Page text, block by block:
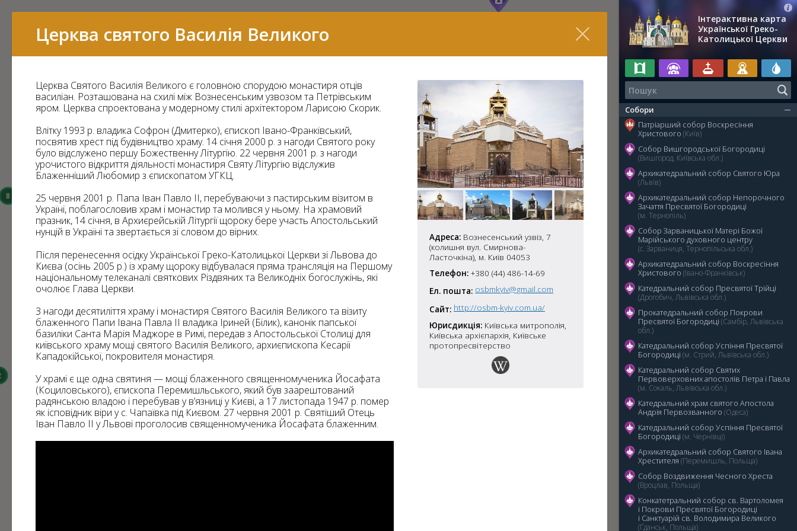
Інтерактивна карта
Української Греко-
Католицької Церкви
Собори
Патріарший собор Воскресіння
Христового (Київ)
Собор Вишгородської Богородиці
(Вишгород, Київська обл.)
Архикатедральний собор Святого Юра
(Львів)
Архикатедральний собор Непорочного
Зачаття Пресвятої Богородиці
(м. Тернопіль)
Собор Зарваницької Матері Божої
Марійського духовного центру
(с. Зарваниця, Тернопільська обл.)
Архикатедральний собор Воскресіння
Христового (Івано-Франківськ)
Катедральний собор Пресвятої Трійці
(Дрогобич, Львівська обл.)
Прокатедральний собор Покрови
Пресвятої Богородиці (Самбір, Львівська
обл.)
Катедральний cобор Успіння Пресвятої
Богородиці (м. Стрий, Львівська обл.)
Катедральний собор Святих
Первоверховних апостолів Петра і Павла
(м. Сокаль, Львівська обл.)
Катедральний храм святого Апостола
Андрія Первозванного (Одеса)
Катедральний собор Успіння Пресвятої
Богородиці (м. Чернівці)
Архикатедральний собор Святого Івана
Хрестителя (Перемишль, Польща)
Собор Воздвиження Чесного Хреста
(Вроцлав, Польща)
Конкатетральний собор св. Вартоломея
і Покрови Пресвятої Богородиці
i Санктуарій св. Володимира Великого
(Ґданськ, Польща)
Церква святого Василія Великого
Адреса: Вознесенський узвіз, 7
(колишня вул. Смирнова-
Ласточкіна), м. Київ 04053
Телефон: +380 (44) 486-14-69
Ел. пошта: osbmkyiv@gmail.com
Сайт: http://osbm-kyiv.com.ua/
Юрисдикція: Київська митрополія,
Київська архієпархія, Київське
протопресвітерство
Церква Святого Василія Великого є головною спорудою монастиря отців
василіан. Розташована на схилі між Вознесенським узвозом та Петрівським
яром. Церква спроектована у модерному стилі архітектором Ларисою Скорик.
Влітку 1993 р. владика Софрон (Дмитерко), єпископ Івано-Франківський,
посвятив хрест під будівництво храму. 14 січня 2000 р. з нагоди Святого року
було відслужено першу Божественну Літургію. 22 червня 2001 р. з нагоди
урочистого відкриття діяльності монастиря Святу Літургію відслужив
Блаженніший Любомир з єпископатом УГКЦ.
25 червня 2001 р. Папа Іван Павло ІІ, перебуваючи з пастирським візитом в
Україні, поблагословив храм і монастир та молився у ньому. На храмовий
празник, 14 січня, в Архиєрейській Літургії щороку бере участь Апостольський
нунцій в Україні та звертається зі словом до вірних.
Після перенесення осідку Української Греко-Католицької Церкви зі Львова до
Києва (осінь 2005 р.) із храму щороку відбувалася пряма трансляція на Першому
національному телеканалі святкових Різдвяних та Великодніх богослужінь, які
очолює Глава Церкви.
З нагоди десятиліття храму і монастиря Святого Василія Великого та візиту
блаженного Папи Івана Павла ІІ владика Іриней (Білик), канонік папської
базиліки Санта Марія Маджоре в Римі, передав з Апостольської Столиці для
київського храму мощі святого Василія Великого, архиєпископа Кесарії
Кападокійської, покровителя монастиря.
У храмі є ще одна святиня — мощі блаженного священномученика Йосафата
(Коциловського), єпископа Перемишльського, який був заарештований
радянською владою і перебував у в’язниці у Києві, а 17 листопада 1947 р. помер
як ісповідник віри у с. Чапаївка під Києвом. 27 червня 2001 р. Святіший Отець
Іван Павло ІІ у Львові проголосив священномученика Йосафата блаженним.
37
824
16
182
7
8
276
15
11
7
10
6
15
6
7
16
31
14
59
8
2
2
3
3
70
2